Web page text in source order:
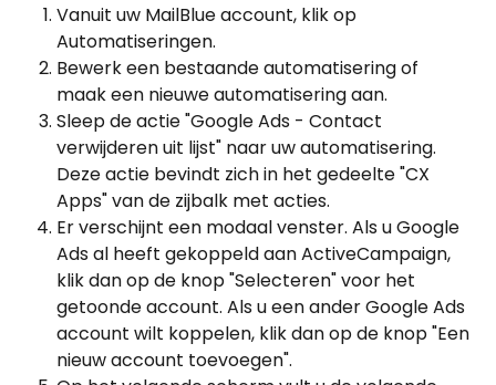
Vanuit uw MailBlue account, klik op
Automatiseringen.
Bewerk een bestaande automatisering of
maak een nieuwe automatisering aan.
Sleep de actie "Google Ads - Contact
verwijderen uit lijst" naar uw automatisering.
Deze actie bevindt zich in het gedeelte "CX
Apps" van de zijbalk met acties.
Er verschijnt een modaal venster. Als u Google
Ads al heeft gekoppeld aan ActiveCampaign,
klik dan op de knop "Selecteren" voor het
getoonde account. Als u een ander Google Ads
account wilt koppelen, klik dan op de knop "Een
nieuw account toevoegen".